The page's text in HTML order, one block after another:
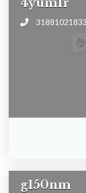
4yum1r
g150nm